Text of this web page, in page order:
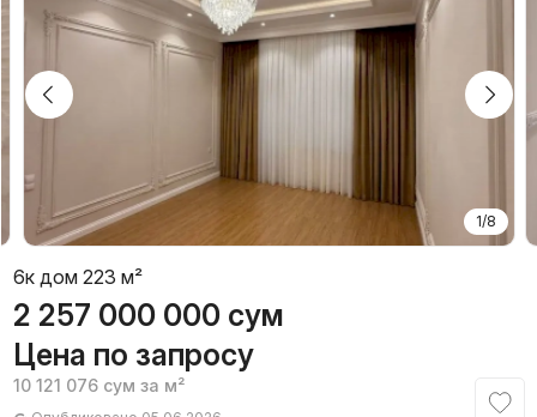
1/8
6к дом 223 м²
2 257 000 000 сум
Цена по запросу
10 121 076 сум за м²